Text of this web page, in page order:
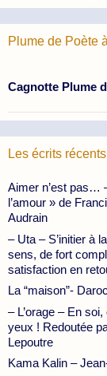
Plume de Poète
Cagnotte Plume
Les écrits
Aimer n’est pas…
l’amour » de
Audrain
– Uta – S’initier à
sens, de fort
satisfaction en
La “maison”-
– L’orage – En
yeux ! Redoutée
Lepoutre
Kama Kalin –